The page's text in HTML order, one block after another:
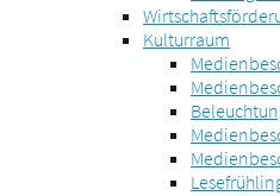
Kulturraum